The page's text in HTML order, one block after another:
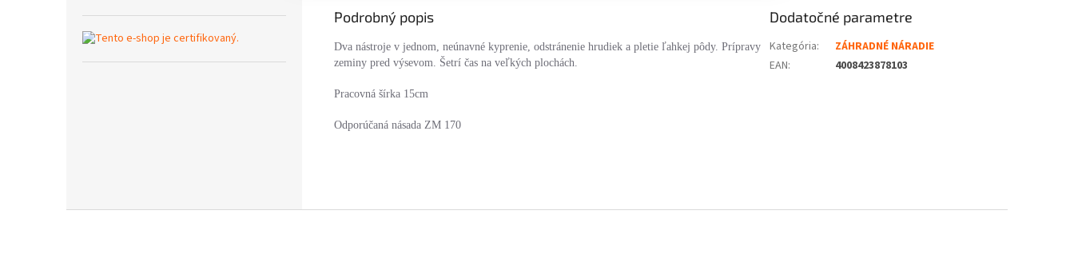
Podrobný popis
Dva nástroje v jednom, neúnavné kyprenie, odstránenie hrudiek a pletie ľahkej pôdy. Prípravy
zeminy pred výsevom. Šetrí čas na veľkých plochách.
Pracovná šírka 15cm
Odporúčaná násada ZM 170
Dodatočné parametre
Kategória:
ZÁHRADNÉ NÁRADIE
EAN: 4008423878103